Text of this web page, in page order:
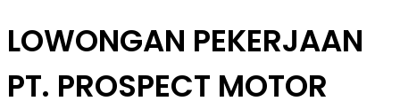
LOWONGAN PEKERJAAN
PT. PROSPECT MOTOR